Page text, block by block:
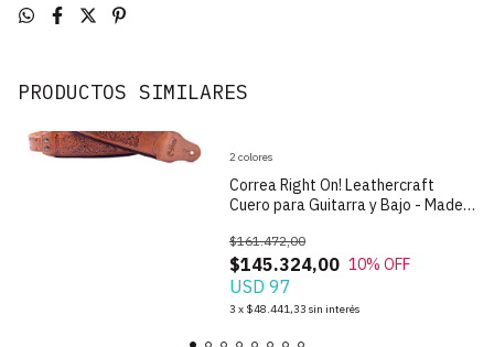
PRODUCTOS SIMILARES
Correa Right On! Leathercraft
Cuero para Guitarra y Bajo - Made
$145.324,00
$161.472,00
10% OFF
USD 97
3 x $48.441,33 sin interés
2 colores